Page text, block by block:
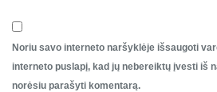
Noriu savo interneto naršyklėje išsaugoti
interneto puslapį, kad jų nebereiktų įvesti iš
norėsiu parašyti komentarą.